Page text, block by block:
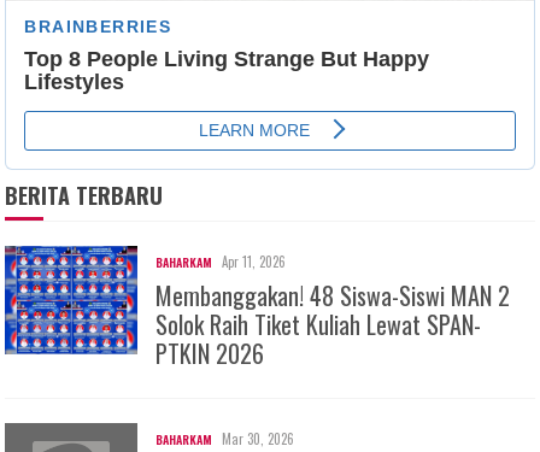
BERITA TERBARU
BAHARKAM Apr 11, 2026
Membanggakan! 48 Siswa-Siswi MAN 2
Solok Raih Tiket Kuliah Lewat SPAN-
PTKIN 2026
BAHARKAM Mar 30, 2026